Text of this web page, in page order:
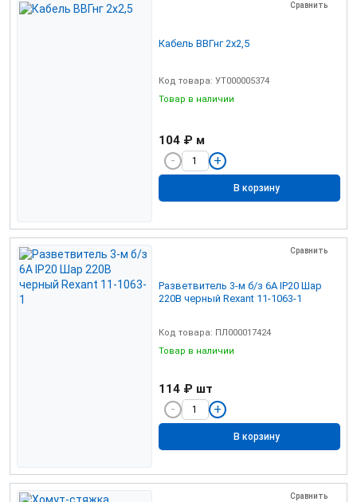
Сравнить
Кабель ВВГнг 2х2,5
Код товара: УТ000005374
Товар в наличии
104 ₽ м
В корзину
Сравнить
Разветвитель 3-м б/з 6А IP20 Шар
220В черный Rexant 11-1063-1
Код товара: ПЛ000017424
Товар в наличии
114 ₽ шт
В корзину
Сравнить